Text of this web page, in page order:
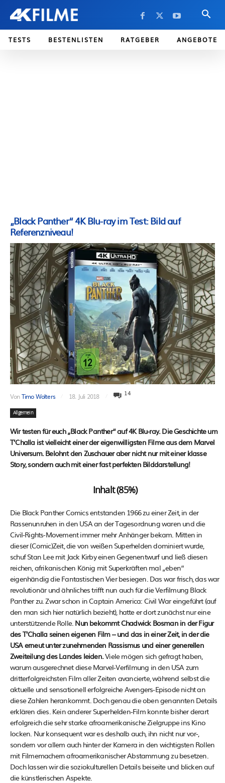
TESTS BESTENLISTEN RATGEBER ANGEBOTE
„Black Panther“ 4K Blu-ray im Test: Bild auf
Referenzniveau!
VonTimo Wolters 18. Juli 2018 14
Allgemein
Wir testen für euch „Black Panther“ auf 4K Blu-ray. Die Geschichte um
T’Challa ist vielleicht einer der eigenwilligsten Filme aus dem Marvel
Universum. Belohnt den Zuschauer aber nicht nur mit einer klasse
Story, sondern auch mit einer fast perfekten Bilddarstellung!
Inhalt (85%)
Die Black Panther Comics entstanden 1966 zu einer Zeit, in der
Rassenunruhen in den USA an der Tagesordnung waren und die
Civil-Rights-Movement immer mehr Anhänger bekam. Mitten in
dieser (Comic)Zeit, die von weißen Superhelden dominiert wurde,
schuf Stan Lee mit Jack Kirby einen Gegenentwurf und ließ diesen
reichen, afrikanischen König mit Superkräften mal „eben“
eigenhändig die Fantastischen Vier besiegen. Das war frisch, das war
revolutionär und ähnliches trifft nun auch für die Verfilmung Black
Panther zu. Zwar schon in Captain America: Civil War eingeführt (auf
den man sich hier natürlich bezieht), hatte er dort zunächst nur eine
unterstützende Rolle. Nun bekommt Chadwick Bosman in der Figur
des T’Challa seinen eigenen Film – und das in einer Zeit, in der die
USA erneut unter zunehmenden Rassismus und einer generellen
Zweiteilung des Landes leiden.Viele mögen sich gefragt haben,
warum ausgerechnet diese Marvel-Verfilmung in den USA zum
dritterfolgreichsten Film aller Zeiten avancierte, während selbst die
aktuelle und sensationell erfolgreiche Avengers-Episode nicht an
diese Zahlen herankommt. Doch genau die oben genannten Details
erklären dies. Kein anderer Superhelden-Film konnte bisher derart
erfolgreich die sehr starke afroamerikanische Zielgruppe ins Kino
locken. Nur konsequent war es deshalb auch, ihn nicht nur vor-,
sondern vor allem auch hinter der Kamera in den wichtigsten Rollen
mit Filmemachern afroamerikanischer Abstammung zu besetzen.
Doch lassen wir die soziokulturellen Details beiseite und blicken auf
die künstlerischen Aspekte.